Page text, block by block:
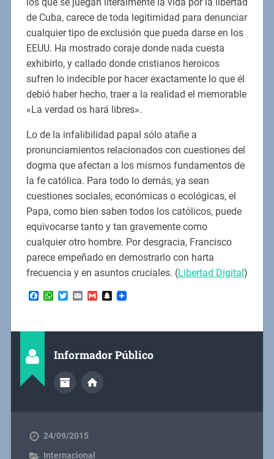
de Cuba, carece de toda legitimidad para denunciar
cualquier tipo de exclusión que pueda darse en los
EEUU. Ha mostrado coraje donde nada cuesta
exhibirlo, y callado donde cristianos heroicos
sufren lo indecible por hacer exactamente lo que él
debió haber hecho, traer a la realidad el memorable
«La verdad os hará libres».
Lo de la infalibilidad papal sólo atañe a
pronunciamientos relacionados con cuestiones del
dogma que afectan a los mismos fundamentos de
la fe católica. Para todo lo demás, ya sean
cuestiones sociales, económicas o ecológicas, el
Papa, como bien saben todos los católicos, puede
equivocarse tanto y tan gravemente como
cualquier otro hombre. Por desgracia, Francisco
parece empeñado en demostrarlo con harta
frecuencia y en asuntos cruciales. (Libertad Digital)
Facebook
WhatsApp
Twitter
EmailGmailSnapchat
Informador Público
24/09/2015
Internacional